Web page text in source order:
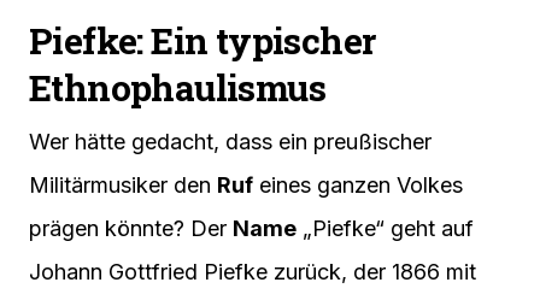
Piefke: Ein typischer
Ethnophaulismus
Wer hätte gedacht, dass ein preußischer
Militärmusiker den Ruf eines ganzen Volkes
prägen könnte? Der Name „Piefke“ geht auf
Johann Gottfried Piefke zurück, der 1866 mit